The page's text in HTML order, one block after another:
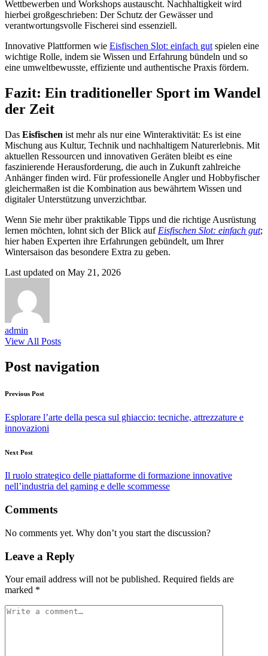
Wettbewerben und Workshops austauscht. Nachhaltigkeit wird
hierbei großgeschrieben: Der Schutz der Gewässer und
verantwortungsvolle Fischerei sind essenziell.
Innovative Plattformen wie Eisfischen Slot: einfach gut spielen eine
wichtige Rolle, indem sie Wissen und Erfahrung bündeln und so
eine umweltbewusste, effiziente und authentische Praxis fördern.
Fazit: Ein traditioneller Sport im Wandel
der Zeit
Das Eisfischen ist mehr als nur eine Winteraktivität: Es ist eine
Mischung aus Kultur, Technik und nachhaltigem Naturerlebnis. Mit
aktuellen Ressourcen und innovativen Geräten bleibt es eine
faszinierende Herausforderung, die auch in Zukunft zahlreiche
Anhänger finden wird. Für professionelle Angler und Hobbyfischer
gleichermaßen ist die Kombination aus bewährtem Wissen und
digitaler Unterstützung unverzichtbar.
Wenn Sie mehr über praktikable Tipps und die richtige Ausrüstung
lernen möchten, lohnt sich der Blick auf Eisfischen Slot: einfach gut;
hier haben Experten ihre Erfahrungen gebündelt, um Ihrer
Wintersaison das besondere Extra zu geben.
Last updated on May 21, 2026
admin
View All Posts
Post navigation
Previous Post
Esplorare l’arte della pesca sul ghiaccio: tecniche, attrezzature e
innovazioni
Next Post
Il ruolo strategico delle piattaforme di formazione innovative
nell’industria del gaming e delle scommesse
Comments
No comments yet. Why don’t you start the discussion?
Leave a Reply
Your email address will not be published. Required fields are
marked *